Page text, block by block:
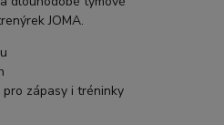
JOMA.
zápasy i tréninky